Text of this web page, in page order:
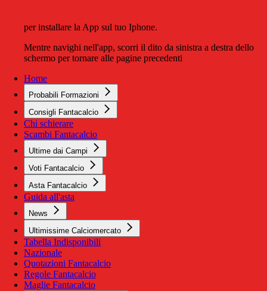
per installare la App sul tuo Iphone.
Mentre navighi nell'app, scorri il dito da sinistra a destra dello
schermo per tornare alle pagine precedenti
Home
Probabili Formazioni
Consigli Fantacalcio
Chi schierare
Scambi Fantacalcio
Ultime dai Campi
Voti Fantacalcio
Asta Fantacalcio
Guida all'asta
News
Ultimissime Calciomercato
Tabella Indisponibili
Nazionale
Quotazioni Fantacalcio
Regole Fantacalcio
Maglie Fantacalcio